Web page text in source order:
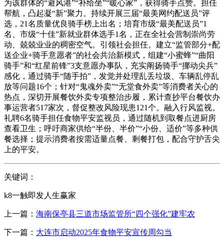
为该群体的“避风港”“补给坐”“暖心家”，获得骑手点赞。担任
帮航，凸起凝“新”聚力。持续开展三届“最美网约配送员”评
选，21名质量优良骑手榜上出名；培育市级“最美配送员”1
名、市级“十佳”新就业群体选手1名，正在全社会营制崇尚劳
动、兢兢业业的稠密空气。引领社会担任。建立“监管部分+配
送企业+骑手意愿者”的社会共治新模式，组建“小蜜蜂”“曲阳
骑手”和“红星前锋”3支意愿办事队，充实阐扬骑手“挪动尖兵”
感化，通过骑手“随手拍”，发觉并处理乱丢垃圾、车辆乱停乱
放等问题16个；针对“鬼魂外卖”“无堂食外卖”等消费者关心的
热点，深切开展餐饮外卖专项整治步履，累计查抄平台餐饮办
事运营者517家次，督促整改风险现患121个。融入行风监视。
礼聘6名骑手担任食物平安监视员，通过随机到取餐点进厨房
查看卫生；呼吁商家供给“半份、半价”“小份、适价”等多种供
餐选择；提示消费者按需适量点餐、剩餐打包，配合守护舌尖
上的平安。
关键词：
k8一触即发人生赢家
上一篇： 海南保亭县三道市场监管所“四个强化”建牢农
下一篇： 大连市启动2025年食物平安宣传周勾当